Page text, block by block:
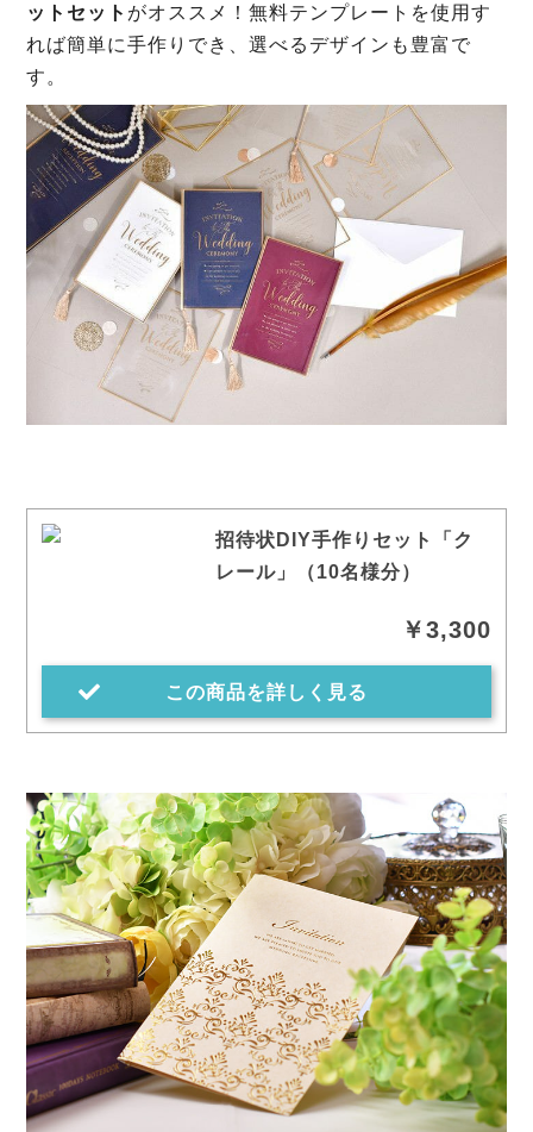
ットセット がオススメ！無料テンプレートを使用す
れば簡単に手作りでき、選べるデザインも豊富で
す。
招待状DIY手作りセット「ク
レール」（10名様分）
￥3,300
この商品を詳しく見る